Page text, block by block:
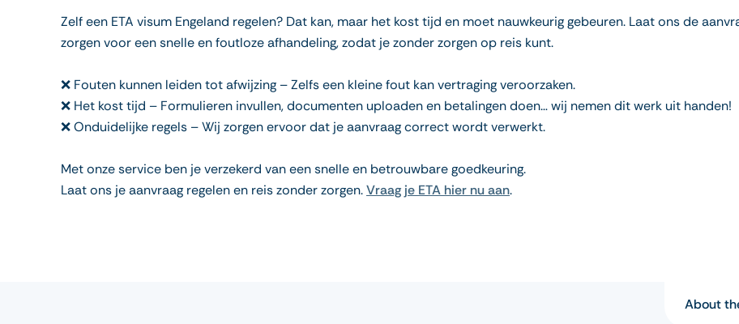
Zelf een ETA visum Engeland regelen? Dat kan, maar het kost tijd en moet nauwkeurig gebeuren. Laat ons de
zorgen voor een snelle en foutloze afhandeling, zodat je zonder zorgen op reis kunt.
❌ Fouten kunnen leiden tot afwijzing – Zelfs een kleine fout kan vertraging veroorzaken.
❌ Het kost tijd – Formulieren invullen, documenten uploaden en betalingen doen… wij nemen dit werk uit handen!
❌ Onduidelijke regels – Wij zorgen ervoor dat je aanvraag correct wordt verwerkt.
Met onze service ben je verzekerd van een snelle en betrouwbare goedkeuring.
Laat ons je aanvraag regelen en reis zonder zorgen.Vraag je ETA hier nu aan.
About